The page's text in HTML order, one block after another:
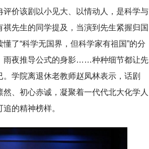
价该剧以小见大、以情动人，是科学与
先生的同学提及，当演到先生紧握归国
了“科学无国界，但科学家有祖国”的分
雨夜推导公式的身影……种种细节都让先
学院离退休老教师赵凤林表示，话剧
、初心赤诚，凝聚着一代代北大化学人
的精神榜样。